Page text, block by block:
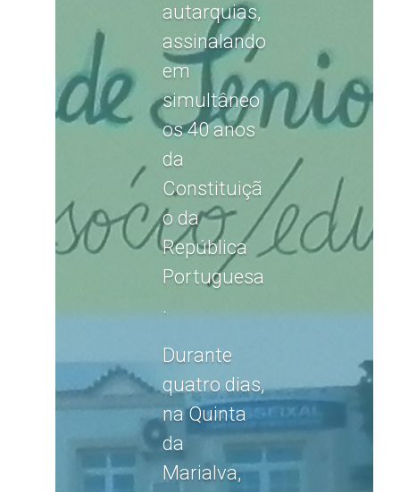
autarquias,
assinalando
em
simultâneo
os 40 anos
da
Constituiçã
o da
República
Portuguesa
.
Durante
quatro dias,
na Quinta
da
Marialva,